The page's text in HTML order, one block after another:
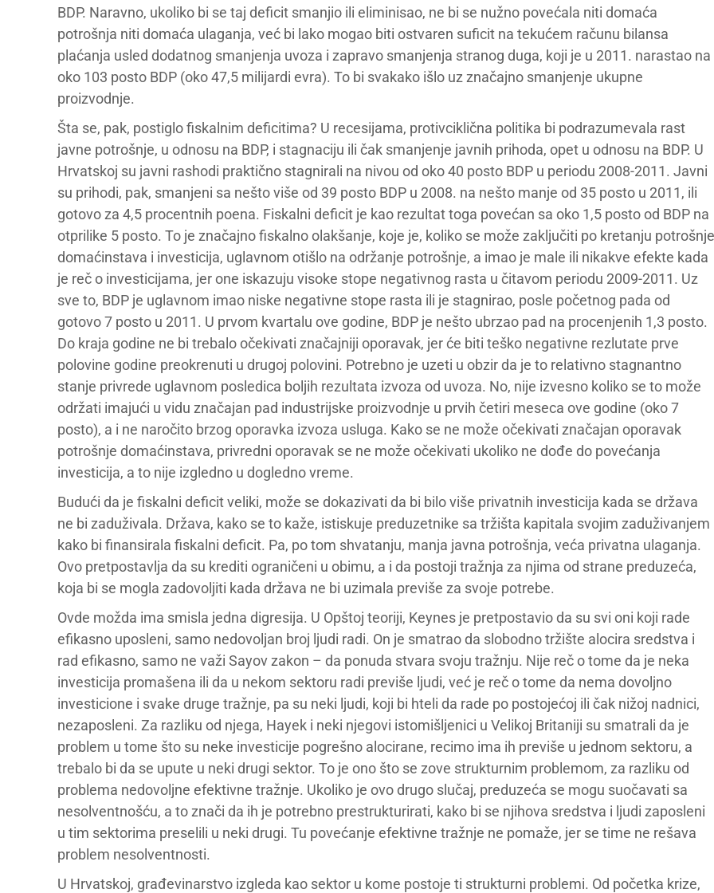
BDP. Naravno, ukoliko bi se taj deficit smanjio ili eliminisao, ne bi se nužno povećala niti domaća
potrošnja niti domaća ulaganja, već bi lako mogao biti ostvaren suficit na tekućem računu bilansa
plaćanja usled dodatnog smanjenja uvoza i zapravo smanjenja stranog duga, koji je u 2011. narastao na
oko 103 posto BDP (oko 47,5 milijardi evra). To bi svakako išlo uz značajno smanjenje ukupne
proizvodnje.
Šta se, pak, postiglo fiskalnim deficitima? U recesijama, protivciklična politika bi podrazumevala rast
javne potrošnje, u odnosu na BDP, i stagnaciju ili čak smanjenje javnih prihoda, opet u odnosu na BDP. U
Hrvatskoj su javni rashodi praktično stagnirali na nivou od oko 40 posto BDP u periodu 2008-2011. Javni
su prihodi, pak, smanjeni sa nešto više od 39 posto BDP u 2008. na nešto manje od 35 posto u 2011, ili
gotovo za 4,5 procentnih poena. Fiskalni deficit je kao rezultat toga povećan sa oko 1,5 posto od BDP na
otprilike 5 posto. To je značajno fiskalno olakšanje, koje je, koliko se može zaključiti po kretanju potrošnje
domaćinstava i investicija, uglavnom otišlo na održanje potrošnje, a imao je male ili nikakve efekte kada
je reč o investicijama, jer one iskazuju visoke stope negativnog rasta u čitavom periodu 2009-2011. Uz
sve to, BDP je uglavnom imao niske negativne stope rasta ili je stagnirao, posle početnog pada od
gotovo 7 posto u 2011. U prvom kvartalu ove godine, BDP je nešto ubrzao pad na procenjenih 1,3 posto.
Do kraja godine ne bi trebalo očekivati značajniji oporavak, jer će biti teško negativne rezlutate prve
polovine godine preokrenuti u drugoj polovini. Potrebno je uzeti u obzir da je to relativno stagnantno
stanje privrede uglavnom posledica boljih rezultata izvoza od uvoza. No, nije izvesno koliko se to može
održati imajući u vidu značajan pad industrijske proizvodnje u prvih četiri meseca ove godine (oko 7
posto), a i ne naročito brzog oporavka izvoza usluga. Kako se ne može očekivati značajan oporavak
potrošnje domaćinstava, privredni oporavak se ne može očekivati ukoliko ne dođe do povećanja
investicija, a to nije izgledno u dogledno vreme.
Budući da je fiskalni deficit veliki, može se dokazivati da bi bilo više privatnih investicija kada se država
ne bi zaduživala. Država, kako se to kaže, istiskuje preduzetnike sa tržišta kapitala svojim zaduživanjem
kako bi finansirala fiskalni deficit. Pa, po tom shvatanju, manja javna potrošnja, veća privatna ulaganja.
Ovo pretpostavlja da su krediti ograničeni u obimu, a i da postoji tražnja za njima od strane preduzeća,
koja bi se mogla zadovoljiti kada država ne bi uzimala previše za svoje potrebe.
Ovde možda ima smisla jedna digresija. U Opštoj teoriji, Keynes je pretpostavio da su svi oni koji rade
efikasno uposleni, samo nedovoljan broj ljudi radi. On je smatrao da slobodno tržište alocira sredstva i
rad efikasno, samo ne važi Sayov zakon – da ponuda stvara svoju tražnju. Nije reč o tome da je neka
investicija promašena ili da u nekom sektoru radi previše ljudi, već je reč o tome da nema dovoljno
investicione i svake druge tražnje, pa su neki ljudi, koji bi hteli da rade po postojećoj ili čak nižoj nadnici,
nezaposleni. Za razliku od njega, Hayek i neki njegovi istomišljenici u Velikoj Britaniji su smatrali da je
problem u tome što su neke investicije pogrešno alocirane, recimo ima ih previše u jednom sektoru, a
trebalo bi da se upute u neki drugi sektor. To je ono što se zove strukturnim problemom, za razliku od
problema nedovoljne efektivne tražnje. Ukoliko je ovo drugo slučaj, preduzeća se mogu suočavati sa
nesolventnošću, a to znači da ih je potrebno prestrukturirati, kako bi se njihova sredstva i ljudi zaposleni
u tim sektorima preselili u neki drugi. Tu povećanje efektivne tražnje ne pomaže, jer se time ne rešava
problem nesolventnosti.
U Hrvatskoj, građevinarstvo izgleda kao sektor u kome postoje ti strukturni problemi. Od početka krize,